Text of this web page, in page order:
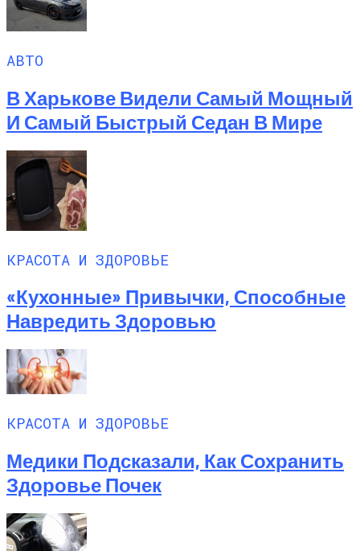
АВТО
В Харькове Видели Самый Мощный
И Самый Быстрый Седан В Мире
КРАСОТА И ЗДОРОВЬЕ
«Кухонные» Привычки, Способные
Навредить Здоровью
КРАСОТА И ЗДОРОВЬЕ
Медики Подсказали, Как Сохранить
Здоровье Почек